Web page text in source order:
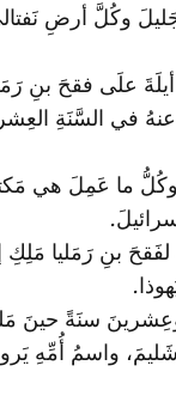
وكُلَّ أرضِ
علَى فقحَ بنِ
في السَّنَةِ
وكُلُّ ما عَمِلَ هي
لفَقحَ بنِ رَمَليا
سنَةً حينَ
واسمُ أُمِّهِ